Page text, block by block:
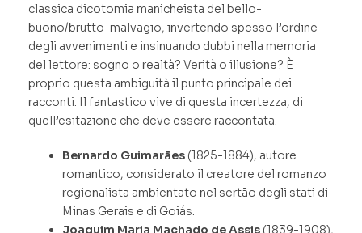
classica dicotomia manicheista del bello-
buono/brutto-malvagio, invertendo spesso l’ordine
degli avvenimenti e insinuando dubbi nella memoria
del lettore: sogno o realtà? Verità o illusione? È
proprio questa ambiguità il punto principale dei
racconti. Il fantastico vive di questa incertezza, di
quell’esitazione che deve essere raccontata.
Bernardo Guimarães (1825-1884), autore
romantico, considerato il creatore del romanzo
regionalista ambientato nel sertão degli stati di
Minas Gerais e di Goiás.
Joaquim Maria Machado de Assis (1839-1908),